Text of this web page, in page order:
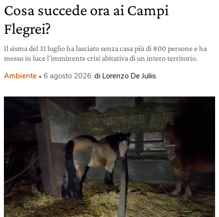
Cosa succede ora ai Campi
Flegrei?
Il sisma del 31 luglio ha lasciato senza casa più di 800 persone e ha
messo in luce l’imminente crisi abitativa di un intero territorio.
Ambiente 6 agosto 2026 di Lorenzo De Juliis